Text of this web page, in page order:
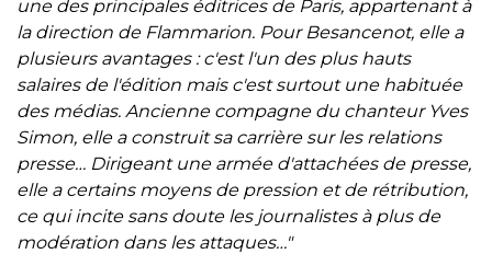
une des principales éditrices de Paris, appartenant à
la direction de Flammarion. Pour Besancenot, elle a
plusieurs avantages : c'est l'un des plus hauts
salaires de l'édition mais c'est surtout une habituée
des médias. Ancienne compagne du chanteur Yves
Simon, elle a construit sa carrière sur les relations
presse… Dirigeant une armée d'attachées de presse,
elle a certains moyens de pression et de rétribution,
ce qui incite sans doute les journalistes à plus de
modération dans les attaques…"